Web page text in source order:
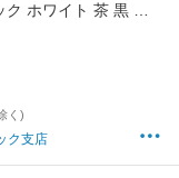
ク ホワイト 茶 黒 白
タンド 看板立て 看板
パネル 額縁 黒板
食店 カフェ 店
く)
ク支店